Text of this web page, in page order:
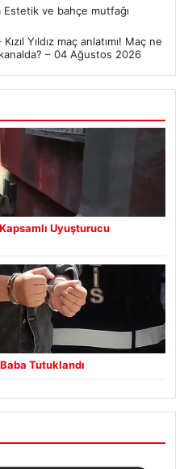
Estetik ve bahçe mutfağı
Yıldız maç anlatımı! Maç ne
– 04 Ağustos 2026
Uyuşturucu
Tutuklandı